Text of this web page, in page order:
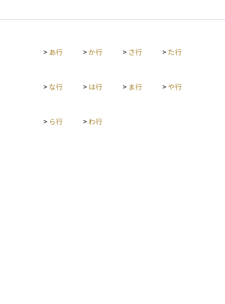
場を振り返る節目として注目されます。取引自体は通常どおり
です。投資家にとっては、保有株の年末評価や節税対策、ポー
> あ行 >か行 > さ行 > た行
> な行 > は行 > ま行 > や行
> ら行 > わ行